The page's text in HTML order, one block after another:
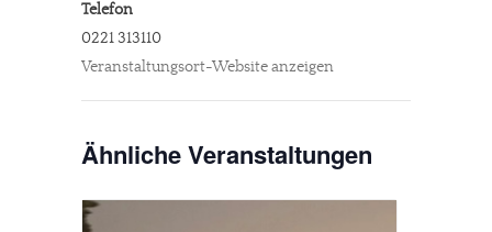
Telefon
0221 313110
Veranstaltungsort-Website anzeigen
Ähnliche Veranstaltungen